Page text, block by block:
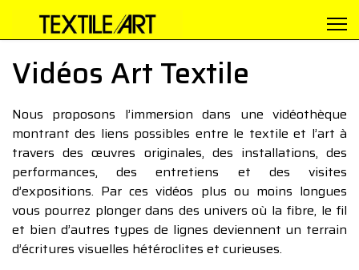
Vidéos Art Textile
Nous proposons l’immersion dans une vidéothèque
montrant des liens possibles entre le textile et l’art à
travers des œuvres originales, des installations, des
performances, des entretiens et des visites
d’expositions. Par ces vidéos plus ou moins longues
vous pourrez plonger dans des univers où la fibre, le fil
et bien d’autres types de lignes deviennent un terrain
d’écritures visuelles hétéroclites et curieuses.